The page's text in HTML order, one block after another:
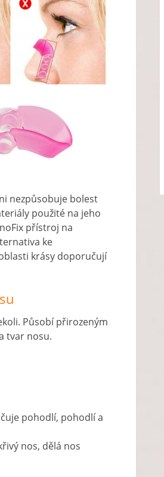
nezpůsobuje bolest
použité na jeho
přístroj na
ke
krásy doporučují
Působí přirozeným
tvar nosu.
pohodlí, pohodlí a
nos, dělá nos